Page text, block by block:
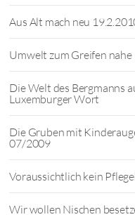
Aus Alt mach neu
Umwelt zum Greifen
Die Welt des Bergmanns
Luxemburger Wort
Die Gruben mit
07/2009
Voraussichtlich kein
Wir wollen Nischen